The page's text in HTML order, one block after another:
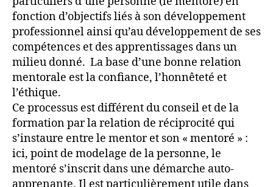
fonction d’objectifs liés à son développement
professionnel ainsi qu’au développement de ses
compétences et des apprentissages dans un
milieu donné. La base d’une bonne relation
mentorale est la confiance, l’honnêteté et
l’éthique.
Ce processus est différent du conseil et de la
formation par la relation de réciprocité qui
s’instaure entre le mentor et son « mentoré » :
ici, point de modelage de la personne, le
mentoré s’inscrit dans une démarche auto-